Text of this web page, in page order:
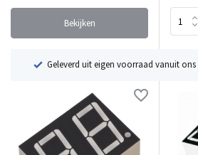
Bekijken
Geleverd uit eigen voorraad vanuit